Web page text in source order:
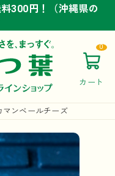
300円！（沖縄県の
300円！（沖縄県の
300円！（沖縄県の
カート
0
マンベールチーズ